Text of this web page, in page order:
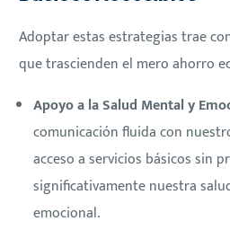
Adoptar estas estrategias trae
que trascienden el mero ahorro
Apoyo a la Salud Mental y
comunicación fluida con
acceso a servicios básicos sin
significativamente nuestra
emocional.